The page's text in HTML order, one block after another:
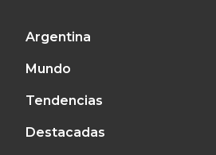
Argentina
Mundo
Tendencias
Destacadas